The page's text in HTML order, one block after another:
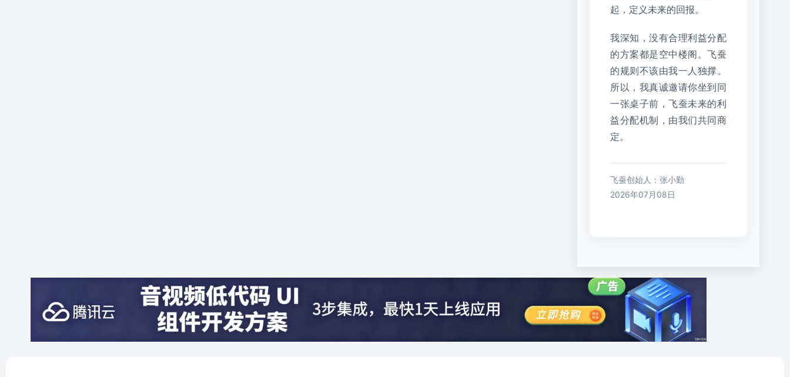
起，定义未来的回报。
我深知，没有合理利益分配
的方案都是空中楼阁。飞蚕
的规则不该由我一人独撑。
所以，我真诚邀请你坐到同
一张桌子前，飞蚕未来的利
益分配机制，由我们共同商
定。
飞蚕创始人：张小勤
2026年07月08日